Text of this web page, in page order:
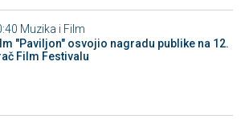
Muzika i Film
"Paviljon" osvojio nagradu publike na 12.
Film Festivalu